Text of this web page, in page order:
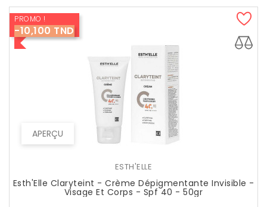
APERÇU
PROMO !
-10,100 TND
ESTH'ELLE
Esth'Elle Claryteint - Crème Dépigmentante Invisible -
Visage Et Corps - Spf 40 - 50gr